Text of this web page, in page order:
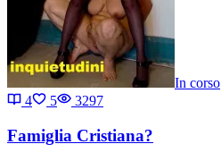
In corso
4
5 3297
Famiglia Cristiana?